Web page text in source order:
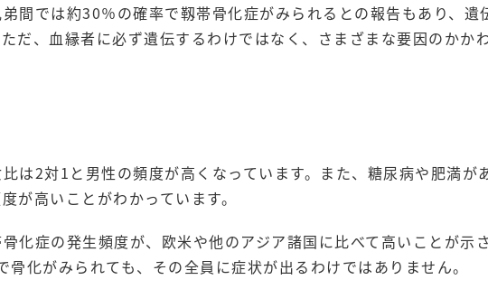
間では約30％の確率で靱帯骨化症がみられるとの報告もあり、遺
だ、血縁者に必ず遺伝するわけではなく、さまざまな要因のかか
は2対1と男性の頻度が高くなっています。また、糖尿病や肥満が
が高いことがわかっています。
化症の発生頻度が、欧米や他のアジア諸国に比べて高いことが示
骨化がみられても、その全員に症状が出るわけではありません。